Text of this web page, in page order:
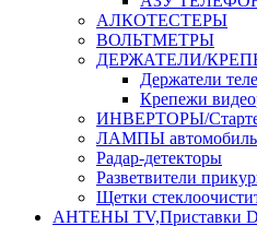
АЛКОТЕСТЕРЫ
ВОЛЬТМЕТРЫ
ДЕРЖАТЕЛИ/
Держатели
Крепежи
ИНВЕРТОРЫ/
ЛАМПЫ
Радар-детекторы
Разветвители
Щетки
АНТЕНЫ ТV,Приставки